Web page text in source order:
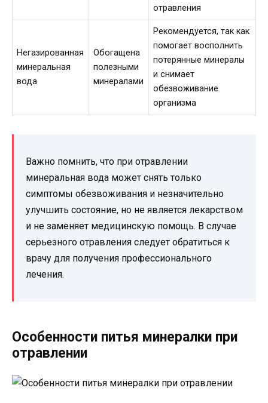
отравления
Негазированная
минеральная
вода
Обогащена
полезными
минералами
Рекомендуется, так как
помогает восполнить
потерянные минералы
и снимает
обезвоживание
организма
Важно помнить, что при отравлении
минеральная вода может снять только
симптомы обезвоживания и незначительно
улучшить состояние, но не является лекарством
и не заменяет медицинскую помощь. В случае
серьезного отравления следует обратиться к
врачу для получения профессионального
лечения.
Особенности питья минералки при
отравлении